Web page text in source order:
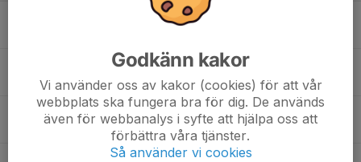
Godkänn kakor
Vi använder oss av kakor (cookies) för att vår
webbplats ska fungera bra för dig. De används
även för webbanalys i syfte att hjälpa oss att
förbättra våra tjänster.
Så använder vi cookies